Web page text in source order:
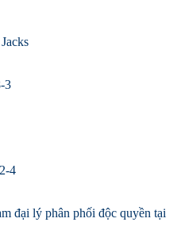
3
4
đại lý phân phối độc quyền tại